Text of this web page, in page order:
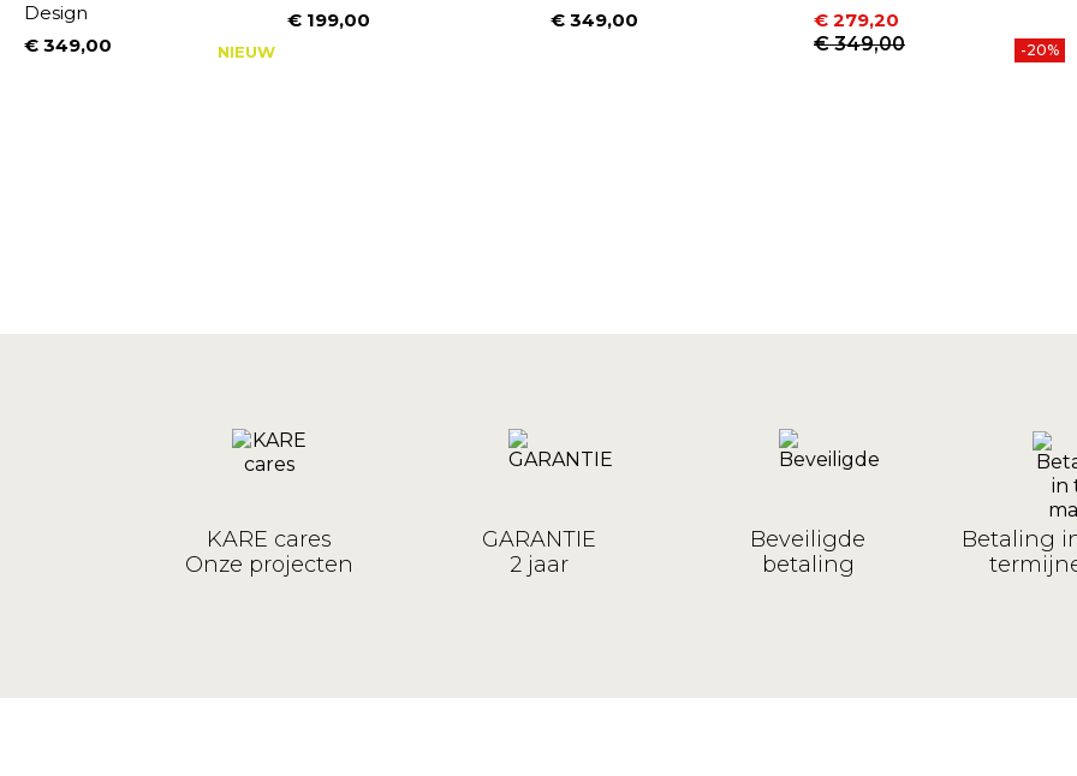
Design
Prijs
€ 349,00 NIEUW
Prijs
€ 199,00
Prijs
€ 349,00
Prijs
€ 279,20
Normale prijs
€ 349,00 -20%
KARE cares
Onze projecten
GARANTIE
2 jaar
Beveiligde
betaling
Betaling